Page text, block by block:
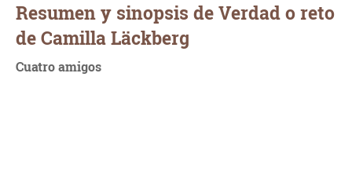
Resumen y sinopsis de Verdad o reto
de Camilla Läckberg
Cuatro amigos